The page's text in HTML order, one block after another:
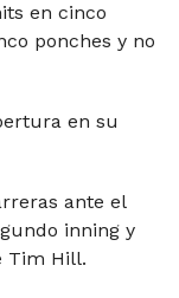
en cinco
ponches y no
en su
ante el
inning y
Tim Hill.